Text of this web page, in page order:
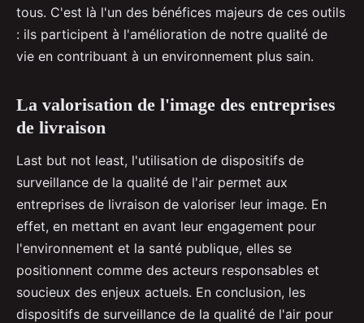
tous. C'est là l'un des bénéfices majeurs de ces outils
: ils participent à l'amélioration de notre qualité de
vie en contribuant à un environnement plus sain.
La valorisation de l'image des entreprises
de livraison
Last but not least, l'utilisation de dispositifs de
surveillance de la qualité de l'air permet aux
entreprises de livraison de valoriser leur image. En
effet, en mettant en avant leur engagement pour
l'environnement et la santé publique, elles se
positionnent comme des acteurs responsables et
soucieux des enjeux actuels. En conclusion, les
dispositifs de surveillance de la qualité de l'air pour